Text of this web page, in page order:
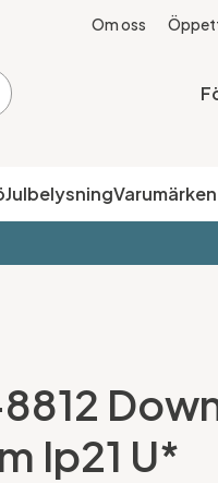
Om oss
JulbelysningVarumärken
Ip21 U*